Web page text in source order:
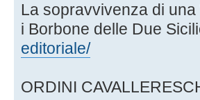
La sopravvivenza di
i Borbone delle Due
editoriale/
ORDINI